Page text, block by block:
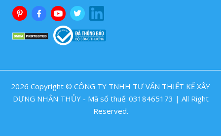
2026 Copyright © CÔNG TY TNHH TƯ VẤN THIẾT KẾ XÂY
DỰNG NHÂN THỦY - Mã số thuế: 0318465173 | All Right
Reserved.